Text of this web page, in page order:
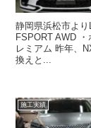
静岡県浜松市よ
FSPORT AWD
レミアム 昨年、
換えと...
施工実績